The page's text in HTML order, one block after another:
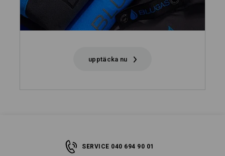
upptäcka nu
SERVICE 040 694 90 01